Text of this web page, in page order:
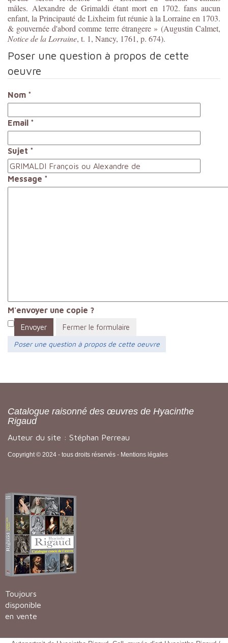
mâles. Alexandre de Grimaldi étant mort en 1702. fans aucun
enfant, la Principauté de Lixheim fut réunie à la Lorraine en 1703.
& gouvernée d'abord comme terre étrangere » (Augustin Calmet,
Notice de la Lorraine, t. 1, Nancy, 1761, p. 674).
Poser une question à propos de cette
oeuvre
Nom *
Email *
Sujet *
Message *
M'envoyer une copie ?
Envoyer
Fermer le formulaire
Poser une question à propos de cette oeuvre
Catalogue raisonné des œuvres de Hyacinthe
Rigaud
Auteur du site : Stéphan Perreau
Copyright © 2024 - tous droits réservés - Mentions légales
Toujours
disponible
en vente